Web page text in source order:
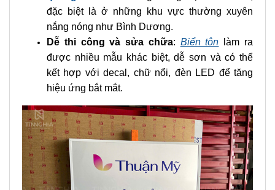
đặc biệt là ở những khu vực thường xuyên
nắng nóng như Bình Dương.
Dễ thi công và sửa chữa: Biển tôn làm ra
được nhiều mẫu khác biệt, dễ sơn và có thể
kết hợp với decal, chữ nổi, đèn LED để tăng
hiệu ứng bắt mắt.